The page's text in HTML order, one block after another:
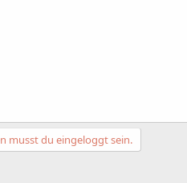
musst du eingeloggt sein.